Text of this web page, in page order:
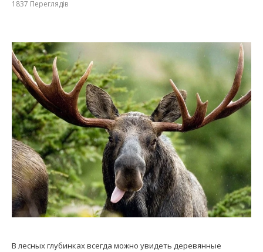
1837 Переглядів
В лесных глубинках всегда можно увидеть деревянные